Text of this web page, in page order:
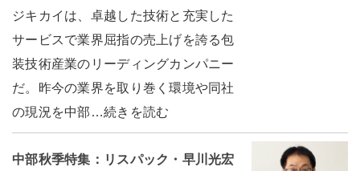
ジキカイは、卓越した技術と充実した
サービスで業界屈指の売上げを誇る包
装技術産業のリーディングカンパニー
だ。昨今の業界を取り巻く環境や同社
の現況を中部…続きを読む
中部秋季特集：リスパック・早川光宏